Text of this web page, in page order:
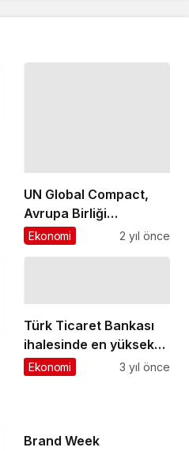
UN Global Compact,
Avrupa Birliği
Temsilcileri ve İş
Getirdi
Ekonomi 2 yıl önce
Türk Ticaret Bankası
ihalesinde en yüksek
teklif
Ekonomi 3 yıl önce
Brand Week